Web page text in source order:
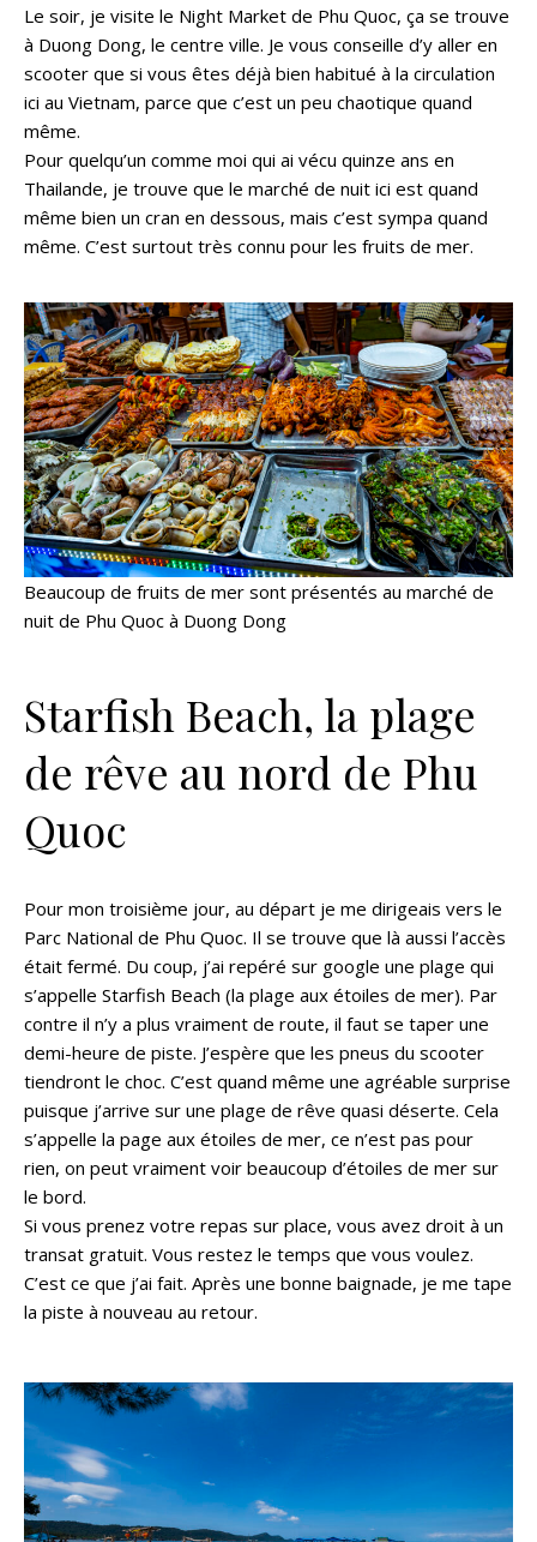
Le soir, je visite le Night Market de Phu Quoc, ça se trouve
à Duong Dong, le centre ville. Je vous conseille d’y aller en
scooter que si vous êtes déjà bien habitué à la circulation
ici au Vietnam, parce que c’est un peu chaotique quand
même.
Pour quelqu’un comme moi qui ai vécu quinze ans en
Thailande, je trouve que le marché de nuit ici est quand
même bien un cran en dessous, mais c’est sympa quand
même. C’est surtout très connu pour les fruits de mer.
Beaucoup de fruits de mer sont présentés au marché de
nuit de Phu Quoc à Duong Dong
Starfish Beach, la plage
de rêve au nord de Phu
Quoc
Pour mon troisième jour, au départ je me dirigeais vers le
Parc National de Phu Quoc. Il se trouve que là aussi l’accès
était fermé. Du coup, j’ai repéré sur google une plage qui
s’appelle Starfish Beach (la plage aux étoiles de mer). Par
contre il n’y a plus vraiment de route, il faut se taper une
demi-heure de piste. J’espère que les pneus du scooter
tiendront le choc. C’est quand même une agréable surprise
puisque j’arrive sur une plage de rêve quasi déserte. Cela
s’appelle la page aux étoiles de mer, ce n’est pas pour
rien, on peut vraiment voir beaucoup d’étoiles de mer sur
le bord.
Si vous prenez votre repas sur place, vous avez droit à un
transat gratuit. Vous restez le temps que vous voulez.
C’est ce que j’ai fait. Après une bonne baignade, je me tape
la piste à nouveau au retour.